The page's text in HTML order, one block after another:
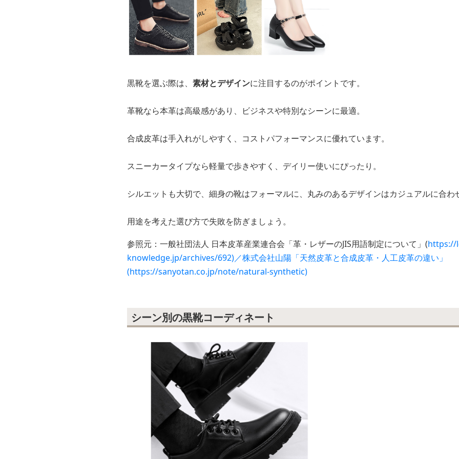
黒靴を選ぶ際は、 素材とデザインに注目するのがポイントです。
革靴なら本革は高級感があり、ビジネスや特別なシーンに最適。
合成皮革は手入れがしやすく、コストパフォーマンスに優れています。
スニーカータイプなら軽量で歩きやすく、デイリー使いにぴったり。
シルエットも大切で、細身の靴はフォーマルに、丸みのあるデザインはカジュアルに合わ
用途を考えた選び方で失敗を防ぎましょう。
参照元：一般社団法人 日本皮革産業連合会「革・レザーのJIS用語制定について」(https://
knowledge.jp/archives/692)／株式会社山陽「天然皮革と合成皮革・人工皮革の違い」
(https://sanyotan.co.jp/note/natural-synthetic)
シーン別の黒靴コーディネート